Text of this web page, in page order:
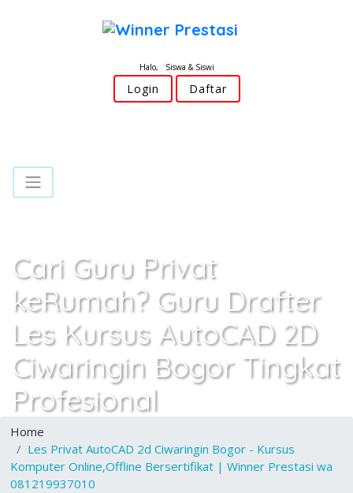
Halo, Siswa & Siswi
Login Daftar
Cari Guru Privat
keRumah? Guru Drafter
Les Kursus AutoCAD 2D
Ciwaringin Bogor Tingkat
Profesional
Home
Les Privat AutoCAD 2d Ciwaringin Bogor - Kursus
Komputer Online,Offline Bersertifikat | Winner Prestasi wa
081219937010